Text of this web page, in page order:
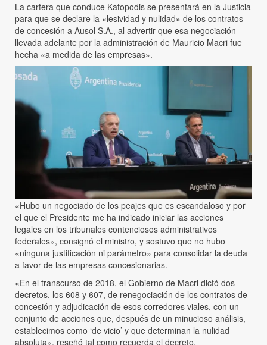
La cartera que conduce Katopodis se presentará en la Justicia
para que se declare la «lesividad y nulidad» de los contratos
de concesión a Ausol S.A., al advertir que esa negociación
llevada adelante por la administración de Mauricio Macri fue
hecha «a medida de las empresas».
«Hubo un negociado de los peajes que es escandaloso y por
el que el Presidente me ha indicado iniciar las acciones
legales en los tribunales contenciosos administrativos
federales», consignó el ministro, y sostuvo que no hubo
«ninguna justificación ni parámetro» para consolidar la deuda
a favor de las empresas concesionarias.
«En el transcurso de 2018, el Gobierno de Macri dictó dos
decretos, los 608 y 607, de renegociación de los contratos de
concesión y adjudicación de esos corredores viales, con un
conjunto de acciones que, después de un minucioso análisis,
establecimos como ‘de vicio’ y que determinan la nulidad
absoluta», reseñó tal como recuerda el decreto.